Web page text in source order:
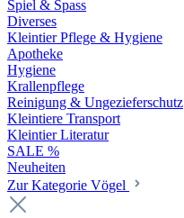
Spiel & Spass
Diverses
Kleintier Pflege & Hygiene
Apotheke
Hygiene
Krallenpflege
Reinigung & Ungezieferschutz
Kleintiere Transport
Kleintier Literatur
SALE %
Neuheiten
Zur Kategorie Vögel